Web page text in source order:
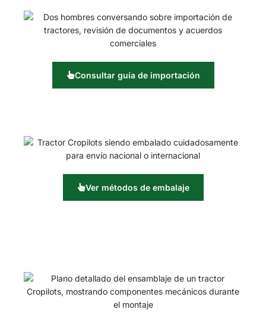
Consultar guía de importación
Ver métodos de embalaje